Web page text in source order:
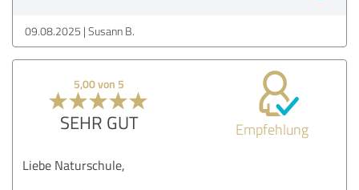
09.08.2025 Susann B.
5,00 von 5
SEHR GUT Empfehlung
Liebe Naturschule,